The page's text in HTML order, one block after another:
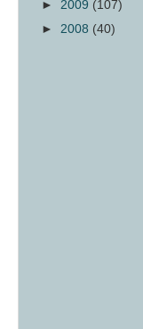
► 2009 (107)
► 2008 (40)